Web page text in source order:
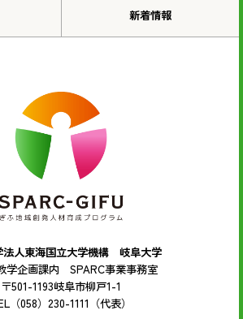
新着情報
法人東海国立大学機構 岐阜大学
学企画課内 SPARC事業事務室
〒501-1193岐阜市柳戸1-1
（058）230-1111（代表）